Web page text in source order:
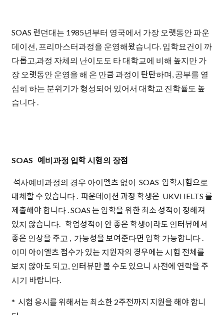
SOAS 런던대는 1985년부터 영국에서 가장 오랫동안 파운
데이션, 프리마스터과정을 운영해왔습니다. 입학요건이 까
다롭고,과정 자체의 난이도도 타 대학교에 비해 높지만 가
장 오랫동안 운영을 해 온 만큼 과정이 탄탄하며, 공부를 열
심히 하는 분위기가 형성되어 있어서 대학교 진학률도 높
습니다 .
SOAS 예비과정 입학 시험의 장점
석사예비과정의 경우 아이엘츠 없이 SOAS 입학시험으로
대체할 수 있습니다 . 파운데이션 과정 학생은 UKVI IELTS 를
제출해야 합니다 . SOAS 는 입학을 위한 최소 성적이 정해져
있지 않습니다. 학업성적이 안 좋은 학생이라도 인터뷰에서
좋은 인상을 주고 , 가능성을 보여준다면 입학 가능합니다 .
이미 아이엘츠 점수가 있는 지원자의 경우에는 시험 전체를
보지 않아도 되고, 인터뷰만 볼 수도 있으니 사전에 연락을 주
시기 바랍니다.
* 시험 응시를 위해서는 최소한 2주전까지 지원을 해야 합니